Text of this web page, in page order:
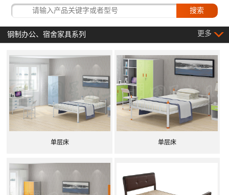
更多
钢制办公、宿舍家具系列
单层床 单层床